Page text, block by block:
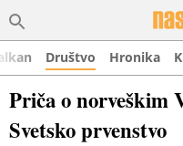
Društvo Hronika
Priča o norveškim
Svetsko prvenstvo